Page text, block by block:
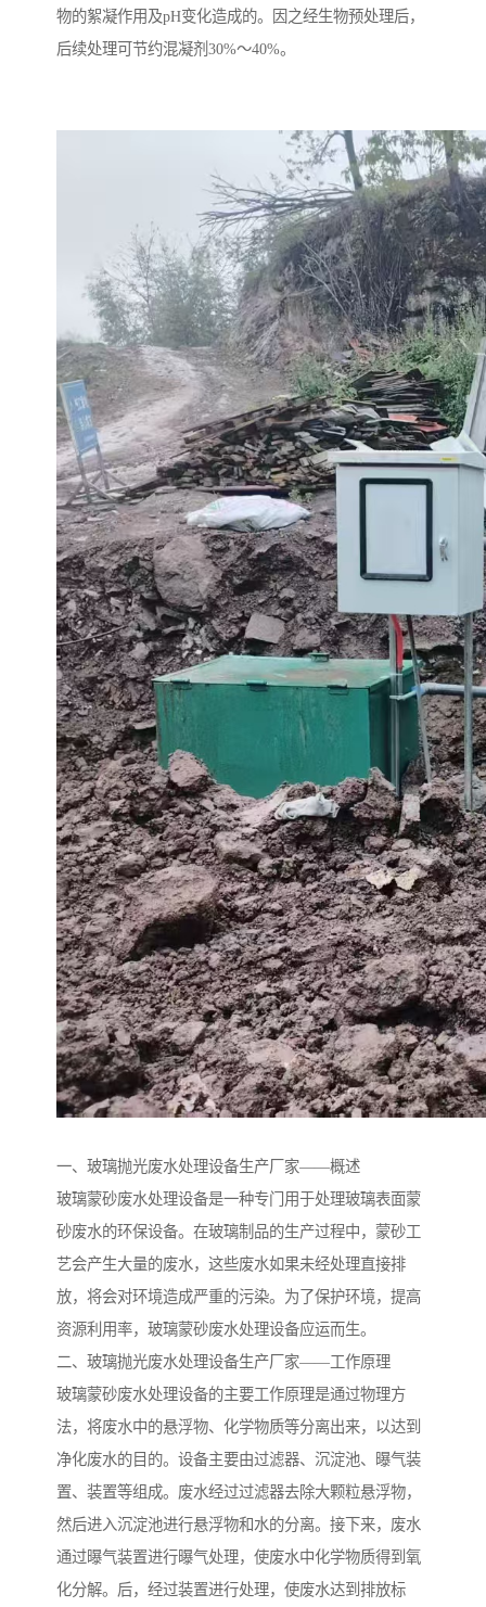
物的絮凝作用及pH变化造成的。因之经生物预处理后，
后续处理可节约混凝剂30%～40%。
一、玻璃抛光废水处理设备生产厂家——概述
玻璃蒙砂废水处理设备是一种专门用于处理玻璃表面蒙
砂废水的环保设备。在玻璃制品的生产过程中，蒙砂工
艺会产生大量的废水，这些废水如果未经处理直接排
放，将会对环境造成严重的污染。为了保护环境，提高
资源利用率，玻璃蒙砂废水处理设备应运而生。
二、玻璃抛光废水处理设备生产厂家——工作原理
玻璃蒙砂废水处理设备的主要工作原理是通过物理方
法，将废水中的悬浮物、化学物质等分离出来，以达到
净化废水的目的。设备主要由过滤器、沉淀池、曝气装
置、装置等组成。废水经过过滤器去除大颗粒悬浮物，
然后进入沉淀池进行悬浮物和水的分离。接下来，废水
通过曝气装置进行曝气处理，使废水中化学物质得到氧
化分解。后，经过装置进行处理，使废水达到排放标